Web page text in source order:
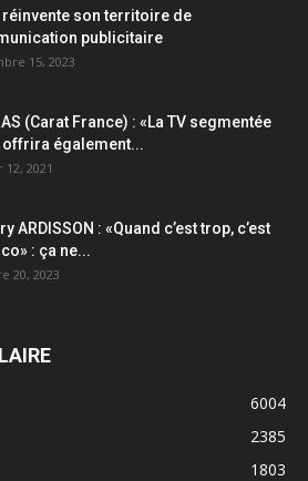
réinvente son territoire de
publicitaire
15, 2023
(Carat France) : «La TV segmentée
offrira également...
2021
ARDISSON : «Quand c’est trop, c’est
: ça ne...
20, 2023
6004
2385
1803